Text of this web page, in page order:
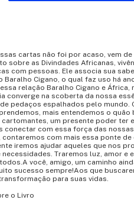
cartas não foi por acaso, vem de
sobre as Divindades Africanas,
com pessoas. Ele associa sua
Baralho Cigano, o qual faz uso há
relação Baralho Cigano e África,
converge na scoberta da nossa
pedaços espalhados pelo mundo.
mais entendemos o quão
cartomantes, um presente poder ter
conectar com essa força das
contaremos com mais essa ponte
iremos ajudar aqueles que nos
Traremos luz, amor e
você, amigo, um caminho
sucesso sempre!Aos que
para suas vidas.
o Livro